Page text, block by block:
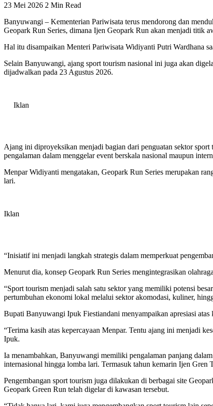
23 Mei 2026 2 Min Read
Banyuwangi – Kementerian Pariwisata terus mendorong dan
Geopark Run Series, dimana Ijen Geopark Run akan menjadi titik
Hal itu disampaikan Menteri Pariwisata Widiyanti Putri Wardhana
Selain Banyuwangi, ajang sport tourism nasional ini juga akan
dijadwalkan pada 23 Agustus 2026.
Iklan
Ajang ini diproyeksikan menjadi bagian dari penguatan sektor
pengalaman dalam menggelar event berskala nasional maupun
Menpar Widiyanti mengatakan, Geopark Run Series merupakan
lari.
Iklan
“Inisiatif ini menjadi langkah strategis dalam memperkuat
Menurut dia, konsep Geopark Run Series mengintegrasikan
“Sport tourism menjadi salah satu sektor yang memiliki potensi
pertumbuhan ekonomi lokal melalui sektor akomodasi, kuliner,
Bupati Banyuwangi Ipuk Fiestiandani menyampaikan apresiasi
“Terima kasih atas kepercayaan Menpar. Tentu ajang ini menjadi
Ipuk.
Ia menambahkan, Banyuwangi memiliki pengalaman panjang
internasional hingga lomba lari. Termasuk tahun kemarin Ijen Gren
Pengembangan sport tourism juga dilakukan di berbagai site
Geopark Green Run telah digelar di kawasan tersebut.